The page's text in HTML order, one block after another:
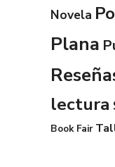
Novela
Plana
lectura
Book Fair